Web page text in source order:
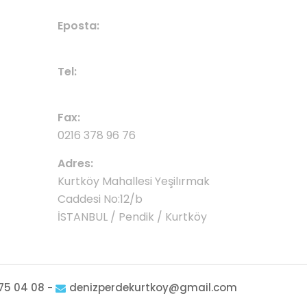
Eposta:
Tel:
Fax:
0216 378 96 76
Adres:
Kurtköy Mahallesi Yeşilırmak
Caddesi No:12/b
İSTANBUL / Pendik / Kurtköy
04 08 - denizperdekurtkoy@gmail.com